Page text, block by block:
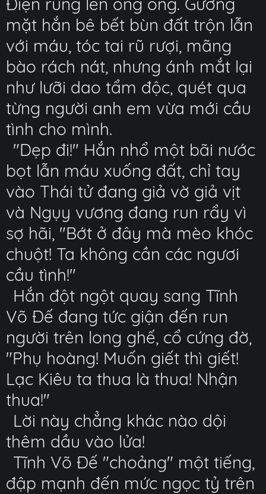
mặt hắn bê bết bùn đất trộn lẫn
với máu, tóc tai rũ rượi, mãng
bào rách nát, nhưng ánh mắt lại
như lưỡi dao tẩm độc, quét qua
từng người anh em vừa mới cầu
tình cho mình.
"Dẹp đi!" Hắn nhổ một bãi nước
bọt lẫn máu xuống đất, chỉ tay
vào Thái tử đang giả vờ giả vịt
và Ngụy vương đang run rẩy vì
sợ hãi, "Bớt ở đây mà mèo khóc
chuột! Ta không cần các ngươi
cầu tình!"
Hắn đột ngột quay sang Tĩnh
Võ Đế đang tức giận đến run
người trên long ghế, cổ cứng đờ,
"Phụ hoàng! Muốn giết thì giết!
Lạc Kiêu ta thua là thua! Nhận
thua!"
Lời này chẳng khác nào dội
thêm dầu vào lửa!
Tĩnh Võ Đế "choảng" một tiếng,
đập mạnh đến mức ngọc tỷ trên